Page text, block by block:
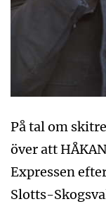
På tal om
över att
Expressen
Slotts-